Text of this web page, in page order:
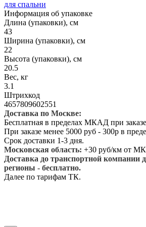
для спальни
Информация об упаковке
Длина (упаковки), см
43
Ширина (упаковки), см
22
Высота (упаковки), см
20.5
Вес, кг
3.1
Штрихкод
4657809602551
Доставка по Москве:
Бесплатная в пределах МКАД при
При заказе менее 5000 руб - 300р в
Срок доставки 1-3 дня.
Московская область: +30 руб/км от
Доставка до транспортной компании
регионы - бесплатно.
Далее по тарифам ТК.